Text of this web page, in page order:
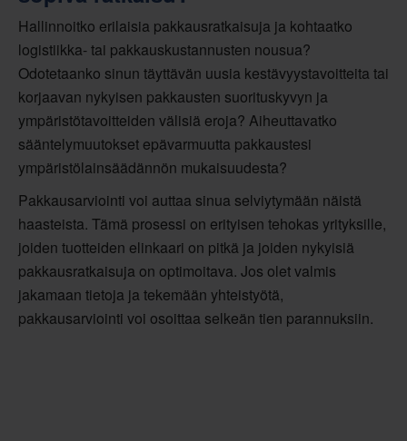
Hallinnoitko erilaisia pakkausratkaisuja ja kohtaatko
logistiikka- tai pakkauskustannusten nousua?
Odotetaanko sinun täyttävän uusia kestävyystavoitteita tai
korjaavan nykyisen pakkausten suorituskyvyn ja
ympäristötavoitteiden välisiä eroja? Aiheuttavatko
sääntelymuutokset epävarmuutta pakkaustesi
ympäristölainsäädännön mukaisuudesta?
Pakkausarviointi voi auttaa sinua selviytymään näistä
haasteista. Tämä prosessi on erityisen tehokas yrityksille,
joiden tuotteiden elinkaari on pitkä ja joiden nykyisiä
pakkausratkaisuja on optimoitava. Jos olet valmis
jakamaan tietoja ja tekemään yhteistyötä,
pakkausarviointi voi osoittaa selkeän tien parannuksiin.